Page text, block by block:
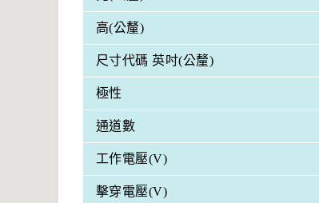
高(公釐)
尺寸代碼 英吋(公釐)
極性
通道數
工作電壓(V)
擊穿電壓(V)